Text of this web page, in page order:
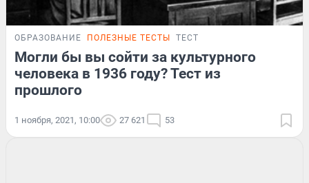
ОБРАЗОВАНИЕ ПОЛЕЗНЫЕ ТЕСТЫ ТЕСТ
Могли бы вы сойти за культурного
человека в 1936 году? Тест из
прошлого
1 ноября, 2021, 10:00 27 621 53